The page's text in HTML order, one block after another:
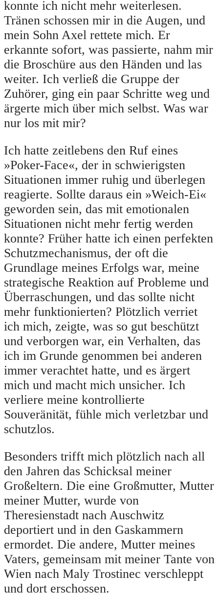
konnte ich nicht mehr weiterlesen.
Tränen schossen mir in die Augen, und
mein Sohn Axel rettete mich. Er
erkannte sofort, was passierte, nahm mir
die Broschüre aus den Händen und las
weiter. Ich verließ die Gruppe der
Zuhörer, ging ein paar Schritte weg und
ärgerte mich über mich selbst. Was war
nur los mit mir?
Ich hatte zeitlebens den Ruf eines
»Poker-Face«, der in schwierigsten
Situationen immer ruhig und überlegen
reagierte. Sollte daraus ein »Weich-Ei«
geworden sein, das mit emotionalen
Situationen nicht mehr fertig werden
konnte? Früher hatte ich einen perfekten
Schutzmechanismus, der oft die
Grundlage meines Erfolgs war, meine
strategische Reaktion auf Probleme und
Überraschungen, und das sollte nicht
mehr funktionierten? Plötzlich verriet
ich mich, zeigte, was so gut beschützt
und verborgen war, ein Verhalten, das
ich im Grunde genommen bei anderen
immer verachtet hatte, und es ärgert
mich und macht mich unsicher. Ich
verliere meine kontrollierte
Souveränität, fühle mich verletzbar und
schutzlos.
Besonders trifft mich plötzlich nach all
den Jahren das Schicksal meiner
Großeltern. Die eine Großmutter, Mutter
meiner Mutter, wurde von
Theresienstadt nach Auschwitz
deportiert und in den Gaskammern
ermordet. Die andere, Mutter meines
Vaters, gemeinsam mit meiner Tante von
Wien nach Maly Trostinec verschleppt
und dort erschossen.